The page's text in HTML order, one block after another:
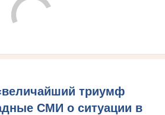
триумф
СМИ о ситуации в